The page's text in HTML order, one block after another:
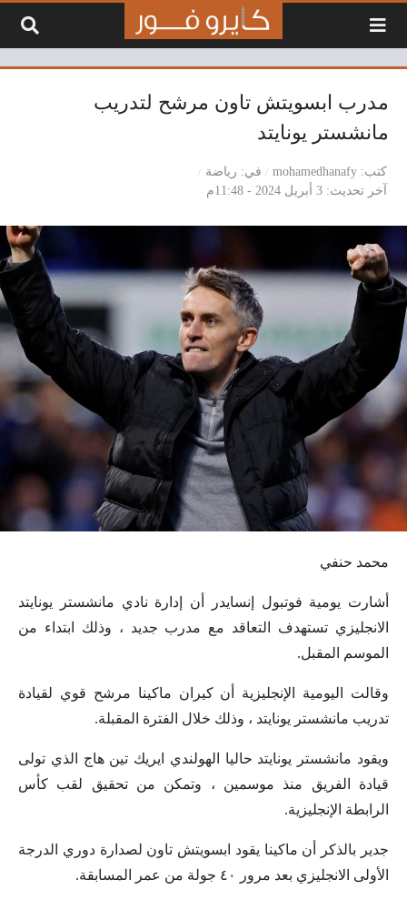
مدرب ابسويتش تاون مرشح لتدريب
مانشستر يونايتد
كتب mohamedhanafy في
رياضة
آخر تحديث 3 أبريل 2024 - 11:48م
محمد حنفي
أشارت يومية فوتبول إنسايدر أن إدارة نادي مانشستر يونايتد
الانجليزي تستهدف التعاقد مع مدرب جديد ، وذلك ابتداء من
الموسم المقبل.
وقالت اليومية الإنجليزية أن كيران ماكينا مرشح قوي لقيادة
تدريب مانشستر يونايتد ، وذلك خلال الفترة المقبلة.
ويقود مانشستر يونايتد حاليا الهولندي ايريك تين هاج الذي تولى
قيادة الفريق منذ موسمين ، وتمكن من تحقيق لقب كأس
الرابطة الإنجليزية.
جدير بالذكر أن ماكينا يقود ابسويتش تاون لصدارة دوري الدرجة
الأولى الانجليزي بعد مرور ٤٠ جولة من عمر المسابقة.